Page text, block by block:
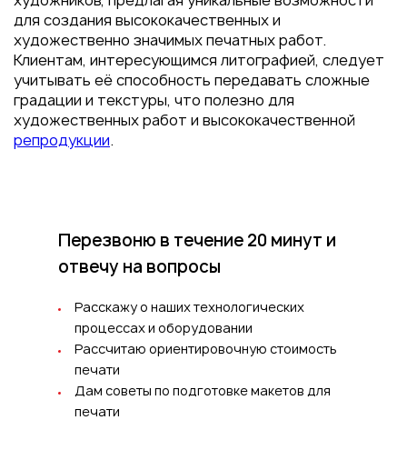
для создания высококачественных и
художественно значимых печатных работ.
Клиентам, интересующимся литографией, следует
учитывать её способность передавать сложные
градации и текстуры, что полезно для
художественных работ и высококачественной
репродукции.
Перезвоню в течение 20 минут и
отвечу на вопросы
Расскажу о наших технологических
процессах и оборудовании
Рассчитаю ориентировочную стоимость
печати
Дам советы по подготовке макетов для
печати